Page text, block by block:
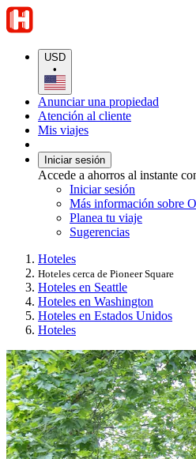
USD
•
Anunciar una propiedad
Atención al cliente
Mis viajes
Iniciar sesión
Accede a ahorros al instante
Iniciar sesión
Más información sobre
Planea tu viaje
Sugerencias
Hoteles
Hoteles cerca de Pioneer Square
Hoteles en Seattle
Hoteles en Washington
Hoteles en Estados Unidos
Hoteles